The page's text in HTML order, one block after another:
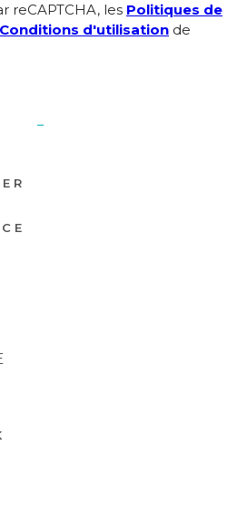
reCAPTCHA, les Politiques de
Conditions d'utilisation de